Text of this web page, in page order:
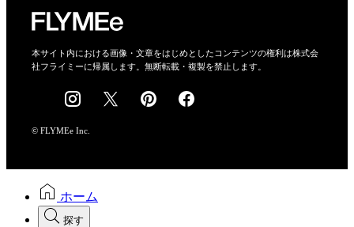
会社概要
採用情報
本サイト内における画像・文章をはじめとしたコンテンツの権利は株式会
社フライミーに帰属します。無断転載・複製を禁止します。
© FLYMEe Inc.
ホーム
探す